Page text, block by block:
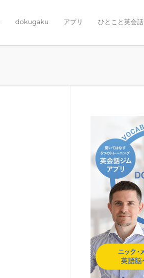
dokugaku アプリ ひとこと英会話